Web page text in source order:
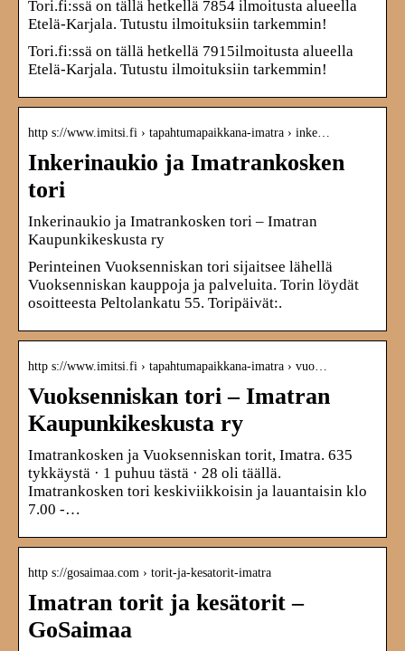
Tori.fi:ssä on tällä hetkellä 7854 ilmoitusta alueella
Etelä-Karjala. Tutustu ilmoituksiin tarkemmin!
Tori.fi:ssä on tällä hetkellä 7915ilmoitusta alueella
Etelä-Karjala. Tutustu ilmoituksiin tarkemmin!
http s://www.imitsi.fi › tapahtumapaikkana-imatra › inke…
Inkerinaukio ja Imatrankosken
tori
Inkerinaukio ja Imatrankosken tori – Imatran
Kaupunkikeskusta ry
Perinteinen Vuoksenniskan tori sijaitsee lähellä
Vuoksenniskan kauppoja ja palveluita. Torin löydät
osoitteesta Peltolankatu 55. Toripäivät:.
http s://www.imitsi.fi › tapahtumapaikkana-imatra › vuo…
Vuoksenniskan tori – Imatran
Kaupunkikeskusta ry
Imatrankosken ja Vuoksenniskan torit, Imatra. 635
tykkäystä · 1 puhuu tästä · 28 oli täällä.
Imatrankosken tori keskiviikkoisin ja lauantaisin klo
7.00 -…
http s://gosaimaa.com › torit-ja-kesatorit-imatra
Imatran torit ja kesätorit –
GoSaimaa